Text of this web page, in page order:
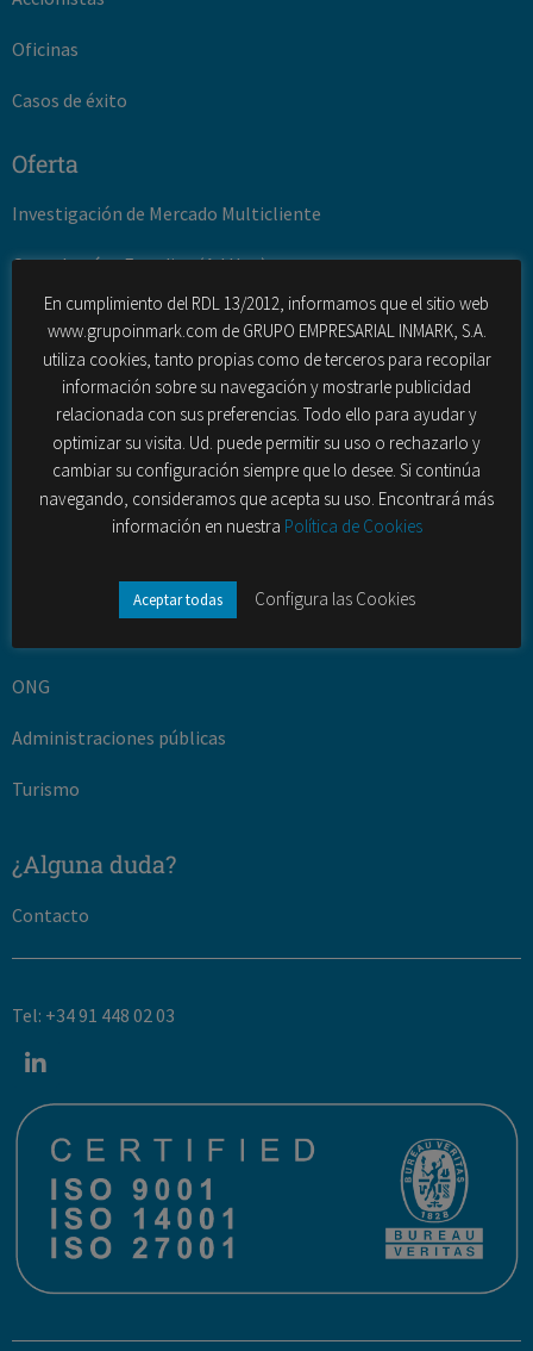
Oficinas
Casos de éxito
Oferta
Investigación de Mercado Multicliente
Consultoría y Estudios (Ad Hoc)
Gestión de la innovación
Desarrollo turístico y territorial
Fuerza de ventas externas
Contact Center (outbound – inbound)
Banca y seguros
ONG
Administraciones públicas
Turismo
¿Alguna duda?
Contacto
Tel: +34 91 448 02 03
En cumplimiento del RDL 13/2012, informamos que el sitio web
www.grupoinmark.com de GRUPO EMPRESARIAL INMARK, S.A.
utiliza cookies, tanto propias como de terceros para recopilar
información sobre su navegación y mostrarle publicidad
relacionada con sus preferencias. Todo ello para ayudar y
optimizar su visita. Ud. puede permitir su uso o rechazarlo y
cambiar su configuración siempre que lo desee. Si continúa
navegando, consideramos que acepta su uso. Encontrará más
información en nuestra Política de Cookies
Aceptar todas Configura las Cookies